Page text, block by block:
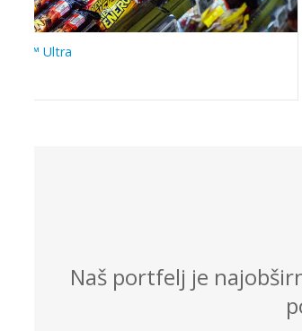
Ultra
Naš portfelj je